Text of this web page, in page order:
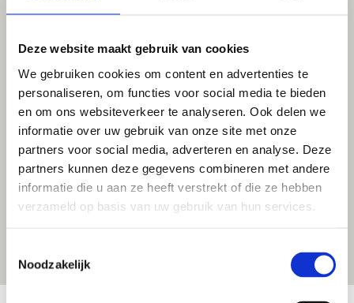
Deze website maakt gebruik van cookies
We gebruiken cookies om content en advertenties te
personaliseren, om functies voor social media te bieden
en om ons websiteverkeer te analyseren. Ook delen we
informatie over uw gebruik van onze site met onze
partners voor social media, adverteren en analyse. Deze
partners kunnen deze gegevens combineren met andere
informatie die u aan ze heeft verstrekt of die ze hebben
verzameld op basis van uw gebruik van hun services.
Noodzakelijk